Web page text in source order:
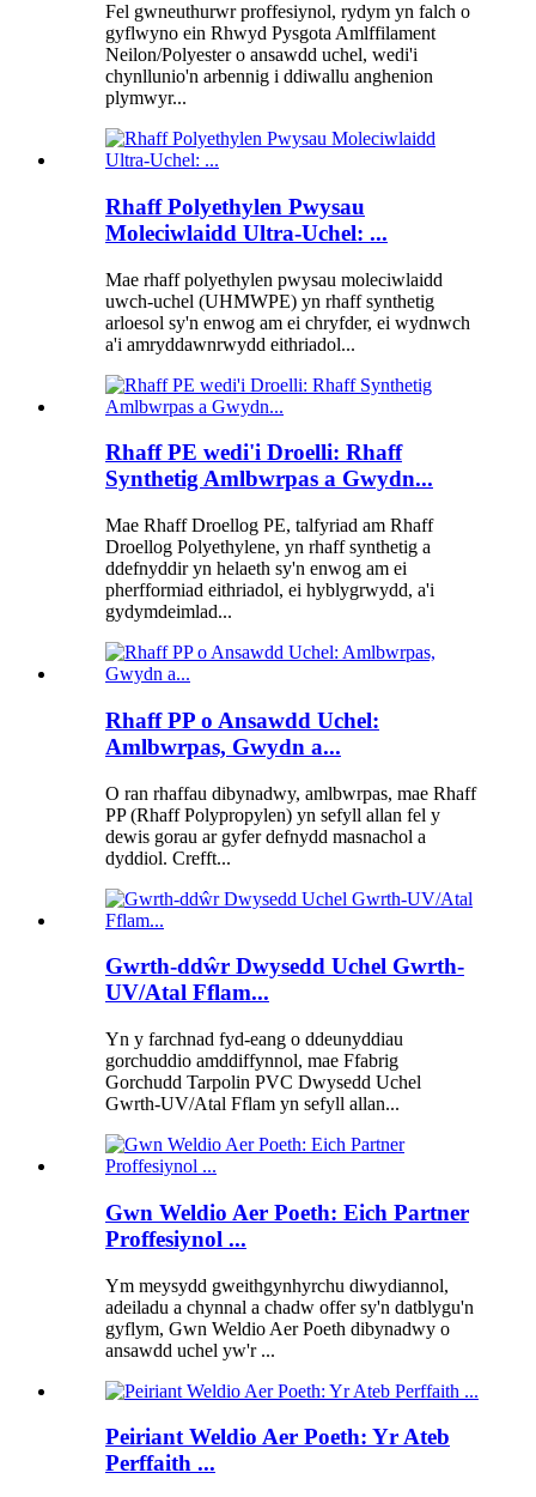
Fel gwneuthurwr proffesiynol, rydym yn falch o
gyflwyno ein Rhwyd ​​Pysgota Amlffilament
Neilon/Polyester o ansawdd uchel, wedi'i
chynllunio'n arbennig i ddiwallu anghenion
plymwyr...
Rhaff Polyethylen Pwysau
Moleciwlaidd Ultra-Uchel: ...
Mae rhaff polyethylen pwysau moleciwlaidd
uwch-uchel (UHMWPE) yn rhaff synthetig
arloesol sy'n enwog am ei chryfder, ei wydnwch
a'i amryddawnrwydd eithriadol...
Rhaff PE wedi'i Droelli: Rhaff
Synthetig Amlbwrpas a Gwydn...
Mae Rhaff Droellog PE, talfyriad am Rhaff
Droellog Polyethylene, yn rhaff synthetig a
ddefnyddir yn helaeth sy'n enwog am ei
pherfformiad eithriadol, ei hyblygrwydd, a'i
gydymdeimlad...
Rhaff PP o Ansawdd Uchel:
Amlbwrpas, Gwydn a...
O ran rhaffau dibynadwy, amlbwrpas, mae Rhaff
PP (Rhaff Polypropylen) yn sefyll allan fel y
dewis gorau ar gyfer defnydd masnachol a
dyddiol. Crefft...
Gwrth-ddŵr Dwysedd Uchel Gwrth-
UV/Atal Fflam...
Yn y farchnad fyd-eang o ddeunyddiau
gorchuddio amddiffynnol, mae Ffabrig
Gorchudd Tarpolin PVC Dwysedd Uchel
Gwrth-UV/Atal Fflam yn sefyll allan...
Gwn Weldio Aer Poeth: Eich Partner
Proffesiynol ...
Ym meysydd gweithgynhyrchu diwydiannol,
adeiladu a chynnal a chadw offer sy'n datblygu'n
gyflym, Gwn Weldio Aer Poeth dibynadwy o
ansawdd uchel yw'r ...
Peiriant Weldio Aer Poeth: Yr Ateb
Perffaith ...